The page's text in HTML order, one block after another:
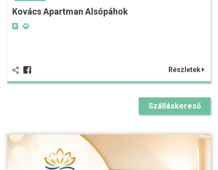
Kovács Apartman Alsópáhok
Részletek
Szálláskereső